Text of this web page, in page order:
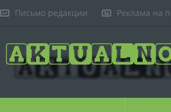
Письмо редакции Реклама на